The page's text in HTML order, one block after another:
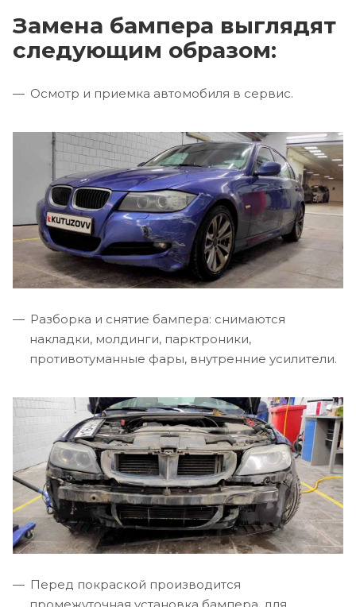
Замена бампера выглядят
следующим образом:
Осмотр и приемка автомобиля в сервис.
Разборка и снятие бампера: снимаются
накладки, молдинги, парктроники,
противотуманные фары, внутренние усилители.
Перед покраской производится